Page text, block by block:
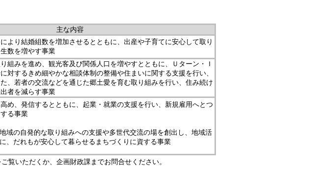
主な内容
より結婚組数を増加させるとともに、出産や子育てに安心して取り
数を増やす事業
組みを進め、観光客及び関係人口を増やすとともに、Ｕターン・Ｉ
対するきめ細やかな相談体制の整備や住まいに関する支援を行い、
、若者の交流などを通じた郷土愛を育む取り組みを行い、住み続け
者を減らす事業
め、発信するとともに、起業・就業の支援を行い、新規雇用へとつ
る事業
域の自発的な取り組みへの支援や多世代交流の場を創出し、地域活
、だれもが安心して暮らせるまちづくりに資する事業
ご覧いただくか、企画財政課までお問合せください。